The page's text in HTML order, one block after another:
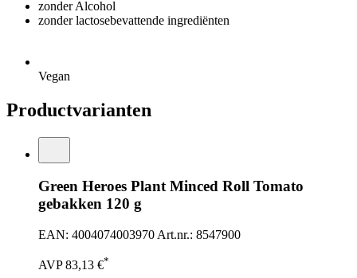
zonder Alcohol
zonder lactosebevattende ingrediënten
Vegan
Productvarianten
Green Heroes Plant Minced Roll Tomato
gebakken 120 g
EAN: 4004074003970 Art.nr.: 8547900
AVP83,13 €*